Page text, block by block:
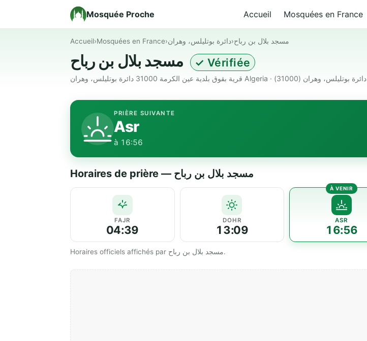
Mosquée Proche Accueil Mosquées en France
Accueil›Mosquées en France›دائرة بوتليلس، وهران›مسجد بلال بن رباح
✓ Vérifiée
قرية بقوق بلدية عين الكرمة 31000 دائرة بوتليلس، وهران Algeria · دائرة بوتليلس، وهران (31000)
PRIÈRE SUIVANTE
Asr
à 16:56
Horaires de prière — مسجد بلال بن رباح
FAJR
04:39
DOHR
13:09
ASR
16:56
Horaires officiels affichés par مسجد بلال بن رباح.